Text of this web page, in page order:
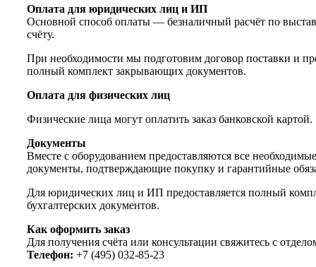
Оплата для юридических лиц и ИП
Основной способ оплаты — безналичный расчёт по
счёту.
При необходимости мы подготовим договор поставки и
полный комплект закрывающих документов.
Оплата для физических лиц
Физические лица могут оплатить заказ банковской картой.
Документы
Вместе с оборудованием предоставляются все необходимые
документы, подтверждающие покупку и гарантийные
Для юридических лиц и ИП предоставляется полный
бухгалтерских документов.
Как оформить заказ
Для получения счёта или консультации свяжитесь с
Телефон: +7 (495) 032-85-23